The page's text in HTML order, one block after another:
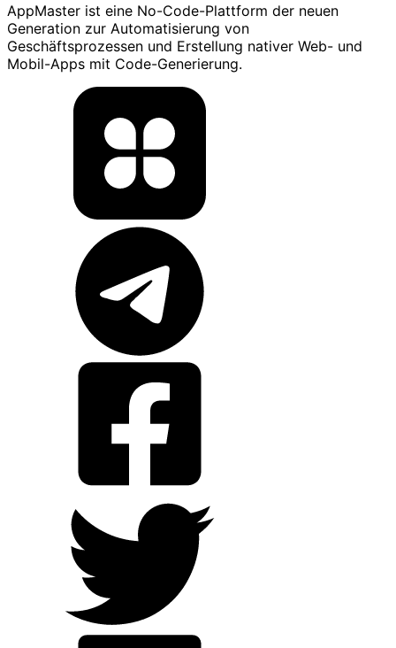
AppMaster ist eine No-Code-Plattform der neuen
Generation zur Automatisierung von
Geschäftsprozessen und Erstellung nativer Web- und
Mobil-Apps mit Code-Generierung.